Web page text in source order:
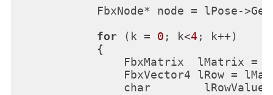
FbxNode* node = lPose-
for (k = 0 ; k<4 ; k++)
            {
FbxMatrix  lMatrix =
FbxVector4 lRow =
                char        lRowValue[